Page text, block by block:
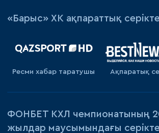
«Барыс» ХК ақпараттық
Ресми хабар таратушы Ақпаратық
ФОНБЕТ КХЛ чемпионатының
жылдар маусымындағы